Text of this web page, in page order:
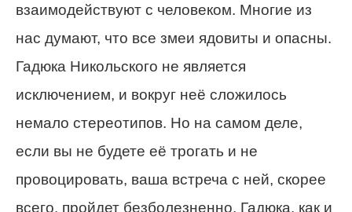
взаимодействуют с человеком. Многие из
нас думают, что все змеи ядовиты и опасны.
Гадюка Никольского не является
исключением, и вокруг неё сложилось
немало стереотипов. Но на самом деле,
если вы не будете её трогать и не
провоцировать, ваша встреча с ней, скорее
всего, пройдет безболезненно. Гадюка, как и